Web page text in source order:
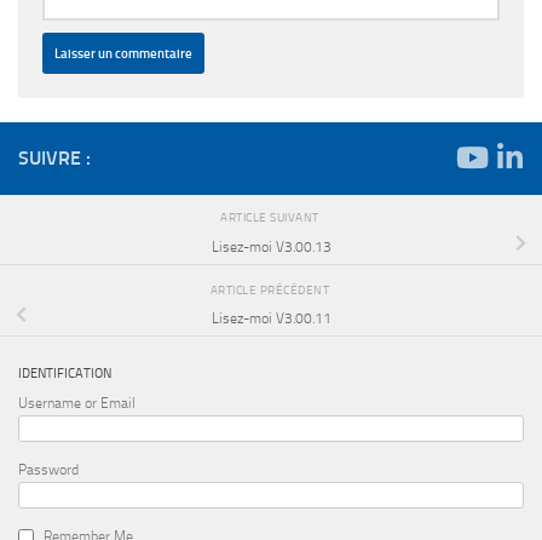
SUIVRE :
ARTICLE SUIVANT
Lisez-moi V3.00.13
ARTICLE PRÉCÉDENT
Lisez-moi V3.00.11
IDENTIFICATION
Username or Email
Password
Remember Me